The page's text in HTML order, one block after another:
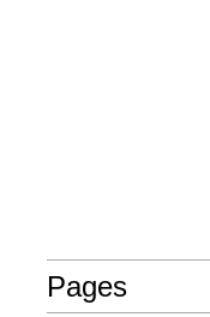
Pages